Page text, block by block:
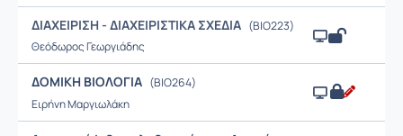
ΔΙΑΧΕΙΡΙΣΗ - ΔΙΑΧΕΙΡΙΣΤΙΚΑ ΣΧΕΔΙΑ (BIO223)
Θεόδωρος Γεωργιάδης
ΔΟΜΙΚΗ ΒΙΟΛΟΓΙΑ (BIO264)
Ειρήνη Μαργιωλάκη